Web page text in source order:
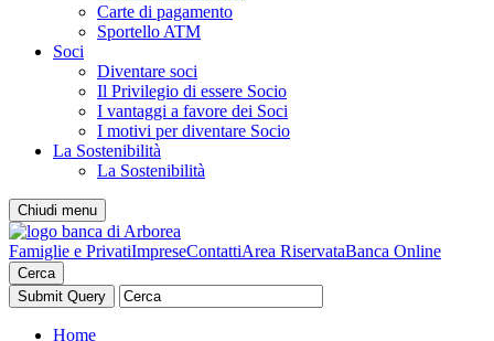
Carte di pagamento
Sportello ATM
Soci
Diventare soci
Il Privilegio di essere Socio
I vantaggi a favore dei Soci
I motivi per diventare Socio
La Sostenibilità
La Sostenibilità
Chiudi menu
Famiglie e PrivatiImpreseContattiArea RiservataBanca Online
Cerca
Home